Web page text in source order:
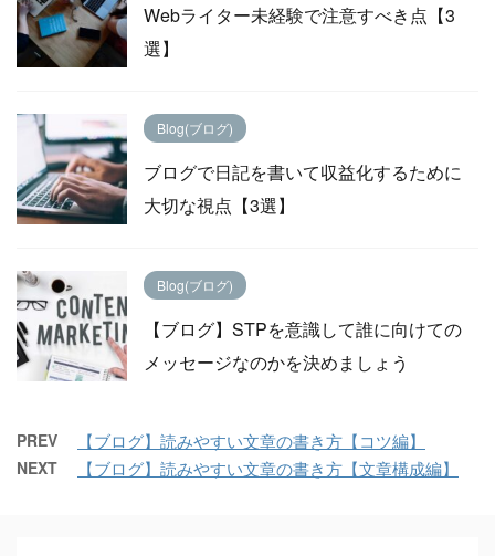
Webライター未経験で注意すべき点【3
選】
Blog(ブログ)
ブログで日記を書いて収益化するために
大切な視点【3選】
Blog(ブログ)
【ブログ】STPを意識して誰に向けての
メッセージなのかを決めましょう
PREV 【ブログ】読みやすい文章の書き方【コツ編】
NEXT 【ブログ】読みやすい文章の書き方【文章構成編】